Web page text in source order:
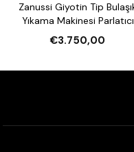
Zanussi Giyotin Tip Bulaşık
Yıkama Makinesi Parlatıcı
Pompalı
€3.750,00